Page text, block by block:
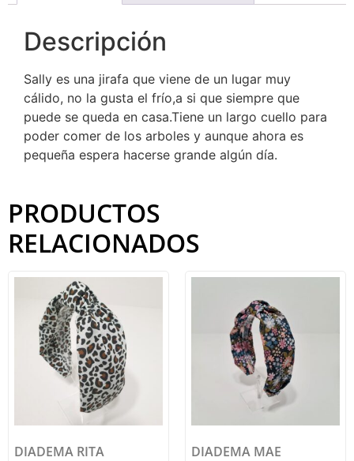
Descripción
Sally es una jirafa que viene de un lugar muy
cálido, no la gusta el frío,a si que siempre que
puede se queda en casa.Tiene un largo cuello para
poder comer de los arboles y aunque ahora es
pequeña espera hacerse grande algún día.
PRODUCTOS
RELACIONADOS
DIADEMA RITA DIADEMA MAE